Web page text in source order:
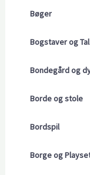
Bøger
Bogstaver og Tal
Bondegård og
Borde og stole
Bordspil
Borge og